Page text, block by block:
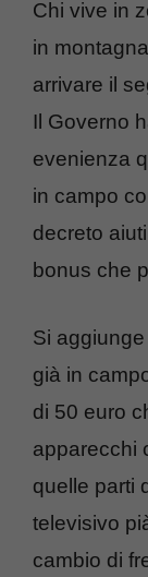
Chi vive in
in
arrivare il
Il Governo
evenienza
in campo
decreto
bonus che
Si
già in
di 50 euro
apparecchi
quelle parti
televisivo
cambio di